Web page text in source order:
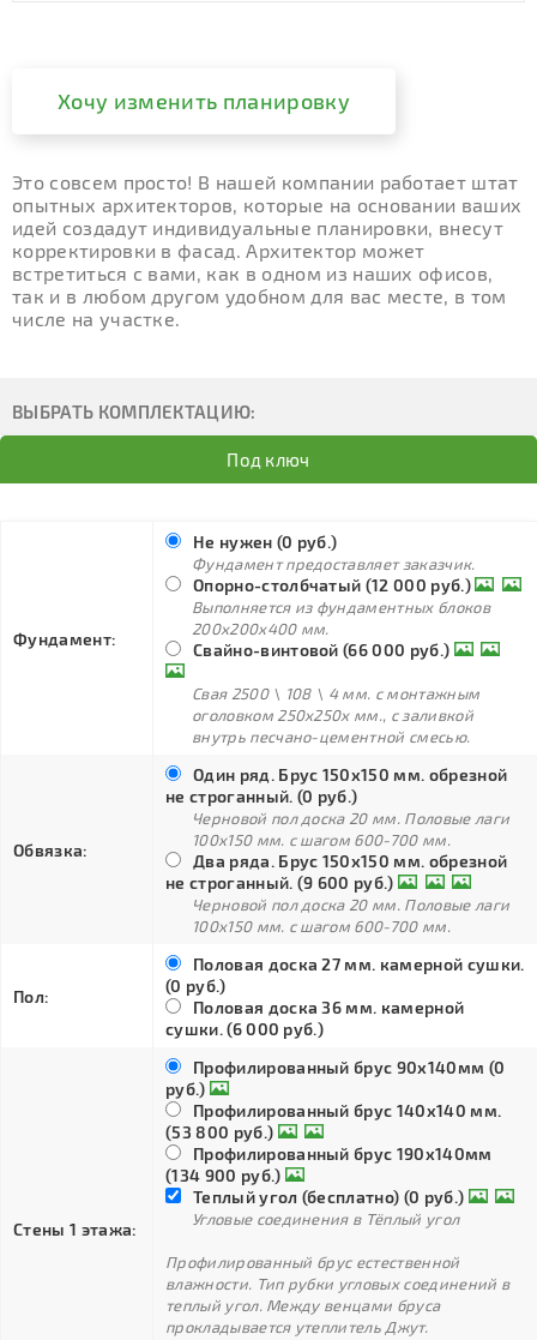
Хочу изменить планировку
Это совсем просто! В нашей компании работает штат
опытных архитекторов, которые на основании ваших
идей создадут индивидуальные планировки, внесут
корректировки в фасад. Архитектор может
встретиться с вами, как в одном из наших офисов,
так и в любом другом удобном для вас месте, в том
числе на участке.
ВЫБРАТЬ КОМПЛЕКТАЦИЮ:
Под ключ
Фундамент:
Не нужен (0 руб.)
Фундамент предоставляет заказчик.
Опорно-столбчатый (12 000 руб.)
Выполняется из фундаментных блоков
200х200х400 мм.
Свайно-винтовой (66 000 руб.)
Свая 2500 \ 108 \ 4 мм. с монтажным
оголовком 250х250х мм., с заливкой
внутрь песчано-цементной смесью.
Обвязка:
Один ряд. Брус 150х150 мм. обрезной
не строганный. (0 руб.)
Черновой пол доска 20 мм. Половые лаги
100х150 мм. с шагом 600-700 мм.
Два ряда. Брус 150х150 мм. обрезной
не строганный. (9 600 руб.)
Черновой пол доска 20 мм. Половые лаги
100х150 мм. с шагом 600-700 мм.
Пол:
Половая доска 27 мм. камерной сушки.
(0 руб.)
Половая доска 36 мм. камерной
сушки. (6 000 руб.)
Стены 1 этажа:
Профилированный брус 90х140мм (0
руб.)
Профилированный брус 140х140 мм.
(53 800 руб.)
Профилированный брус 190х140мм
(134 900 руб.)
Теплый угол (бесплатно) (0 руб.)
Угловые соединения в Тёплый угол
Профилированный брус естественной
влажности. Тип рубки угловых соединений в
теплый угол. Между венцами бруса
прокладывается утеплитель Джут.